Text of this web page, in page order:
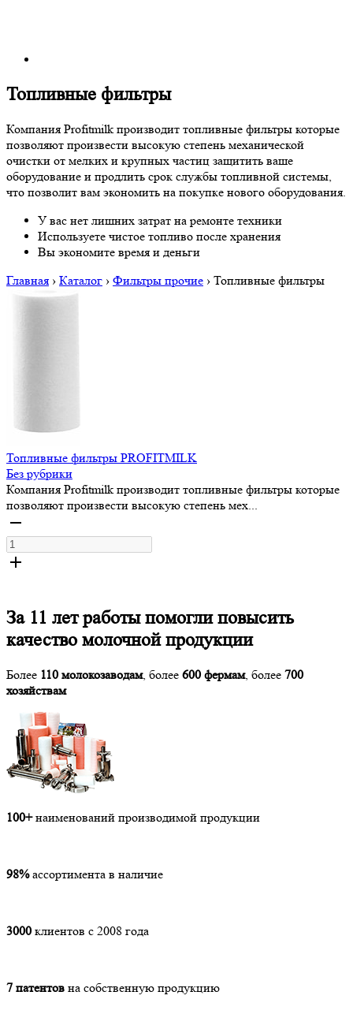
Топливные фильтры
Компания Profitmilk производит топливные фильтры которые
позволяют произвести высокую степень механической
очистки от мелких и крупных частиц защитить ваше
оборудование и продлить срок службы топливной системы,
что позволит вам экономить на покупке нового оборудования.
У вас нет лишних затрат на ремонте техники
Используете чистое топливо после хранения
Вы экономите время и деньги
Главная › Каталог › Фильтры прочие › Топливные фильтры
Топливные фильтры PROFITMILK
Без рубрики
Компания Profitmilk производит топливные фильтры которые
позволяют произвести высокую степень мех...
За 11 лет работыпомогли повысить
качествомолочной продукции
Более 110 молокозаводам, более 600 фермам, более 700
хозяйствам
100+наименований производимой продукции
98%ассортимента в наличие
3000 клиентов с 2008 года
7 патентов на собственную продукцию